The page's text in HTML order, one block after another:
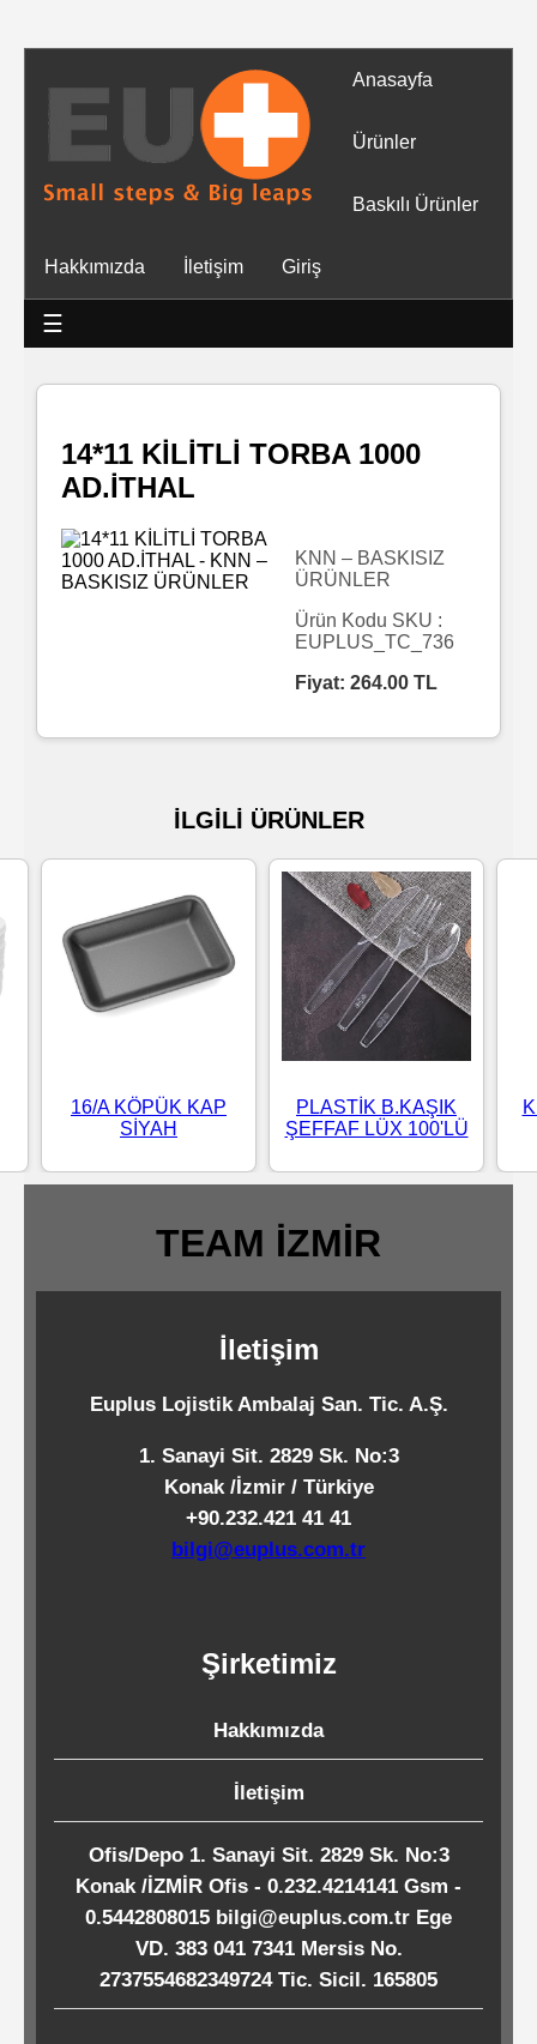
Anasayfa
Ürünler
Baskılı Ürünler
Hakkımızda İletişim Giriş
☰
Tüm
Ürünler
Mendiller
Baskılı
Islak
Rulo
Mendil
Islak
Su
Bazlı
Mendiller
Kolonyalı
Standart
Islak
Mendiller
Pipetler
Ürünleri
Temizlik
Kimyasalları
Endüstriyel
Temizlik
Köpük
Kaseler
Tabaklar
14*11 KİLİTLİ TORBA 1000
AD.İTHAL
KNN – BASKISIZ
ÜRÜNLER
Ürün Kodu SKU :
EUPLUS_TC_736
Fiyat: 264.00 TL
İLGİLİ ÜRÜNLER
16/A KÖPÜK KAP
SİYAH
PLASTİK B.KAŞIK
ŞEFFAF LÜX 100'LÜ
TEAM İZMİR
İletişim
Euplus Lojistik Ambalaj San. Tic. A.Ş.
1. Sanayi Sit. 2829 Sk. No:3
Konak /İzmir / Türkiye
+90.232.421 41 41
bilgi@euplus.com.tr
Şirketimiz
Hakkımızda
İletişim
Ofis/Depo 1. Sanayi Sit. 2829 Sk. No:3
Konak /İZMİR Ofis - 0.232.4214141 Gsm -
0.5442808015 bilgi@euplus.com.tr Ege
VD. 383 041 7341 Mersis No.
2737554682349724 Tic. Sicil. 165805